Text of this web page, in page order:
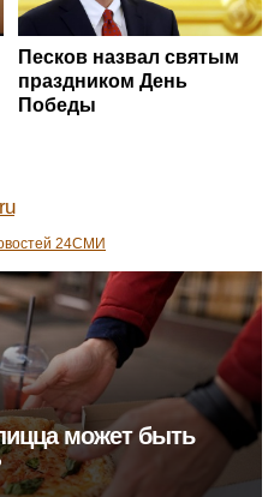
Песков назвал святым
праздником День
Победы
24СМИ
может быть